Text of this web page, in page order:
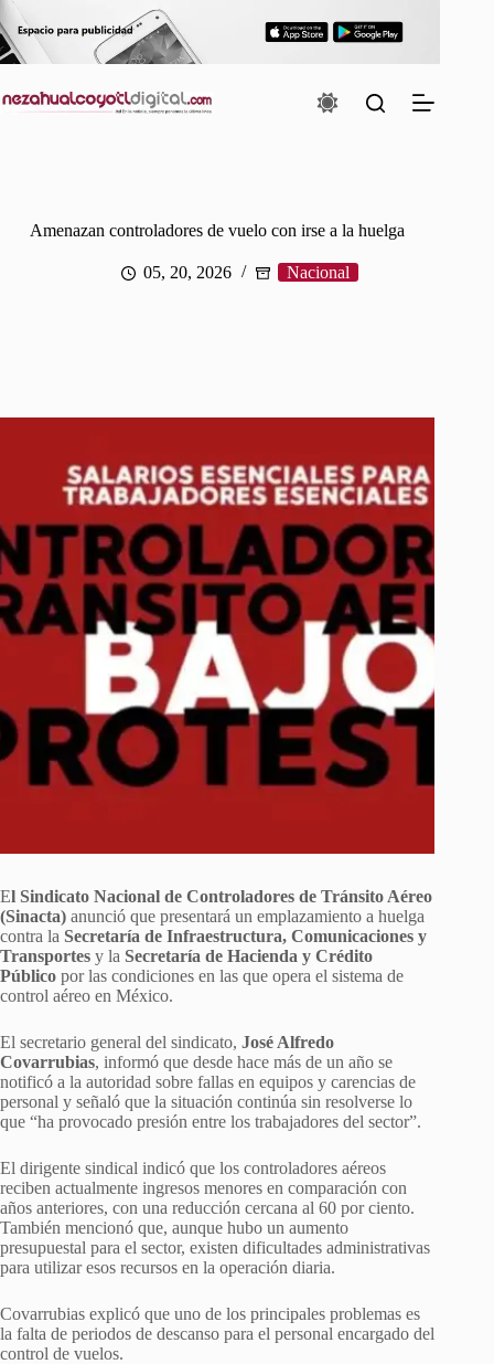
Saltar
al
contenido
Amenazan controladores de vuelo con irse a la huelga
05, 20, 2026 Nacional
El Sindicato Nacional de Controladores de Tránsito Aéreo
(Sinacta) anunció que presentará un emplazamiento a huelga
contra la Secretaría de Infraestructura, Comunicaciones y
Transportes y la Secretaría de Hacienda y Crédito
Público por las condiciones en las que opera el sistema de
control aéreo en México.
El secretario general del sindicato, José Alfredo
Covarrubias, informó que desde hace más de un año se
notificó a la autoridad sobre fallas en equipos y carencias de
personal y señaló que la situación continúa sin resolverse lo
que “ha provocado presión entre los trabajadores del sector”.
El dirigente sindical indicó que los controladores aéreos
reciben actualmente ingresos menores en comparación con
años anteriores, con una reducción cercana al 60 por ciento.
También mencionó que, aunque hubo un aumento
presupuestal para el sector, existen dificultades administrativas
para utilizar esos recursos en la operación diaria.
Covarrubias explicó que uno de los principales problemas es
la falta de periodos de descanso para el personal encargado del
control de vuelos.